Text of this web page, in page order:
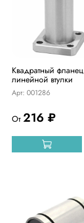
Квадратный фланец
линейной втулки
Арт: 001286
От 216 ₽